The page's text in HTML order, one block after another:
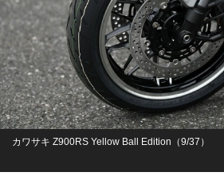
カワサキ Z900RS Yellow Ball Edition（9/37）